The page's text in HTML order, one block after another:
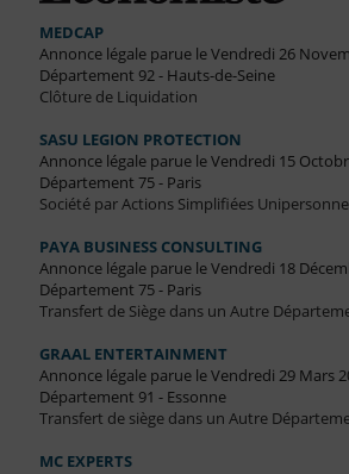
MEDCAP
Annonce légale parue le Vendredi 26
Département 92 - Hauts-de-Seine
Clôture de Liquidation
SASU LEGION PROTECTION
Annonce légale parue le Vendredi 15
Département 75 - Paris
Société par Actions Simplifiées
PAYA BUSINESS CONSULTING
Annonce légale parue le Vendredi 18
Département 75 - Paris
Transfert de Siège dans un Autre
GRAAL ENTERTAINMENT
Annonce légale parue le Vendredi 29 Mars
Département 91 - Essonne
Transfert de siège dans un Autre
MC EXPERTS